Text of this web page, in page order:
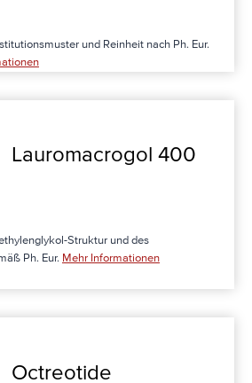
und Reinheit nach Ph. Eur.
Lauromacro­gol 400
Struktur und des
Ph. Eur. Mehr Informationen
Octreotide